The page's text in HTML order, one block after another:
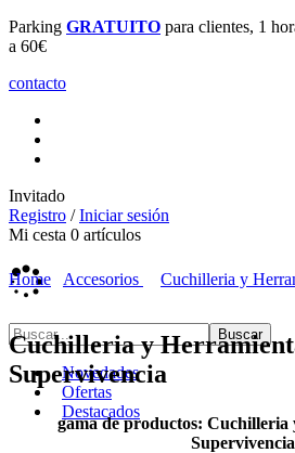
Parking GRATUITO para clientes, 1
a 60€
contacto
Invitado
Registro /Iniciar sesión
Mi cesta 0 artículos
Novedades
Ofertas
Destacados
Home Accesorios Cuchilleria y
Cuchilleria y
Supervivencia
gama de productos: Cuchilleria
Supervivencia